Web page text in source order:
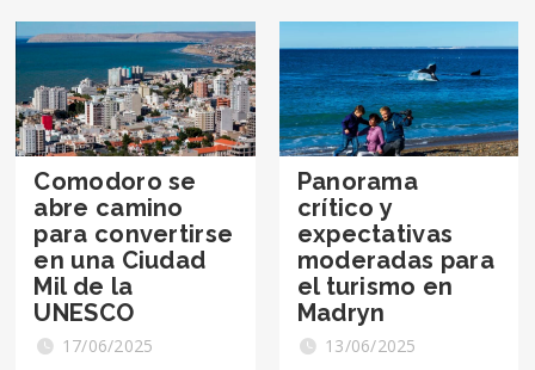
Comodoro se
abre camino
para convertirse
en una Ciudad
Mil de la
UNESCO
17/06/2025
Panorama
crítico y
expectativas
moderadas para
el turismo en
Madryn
13/06/2025